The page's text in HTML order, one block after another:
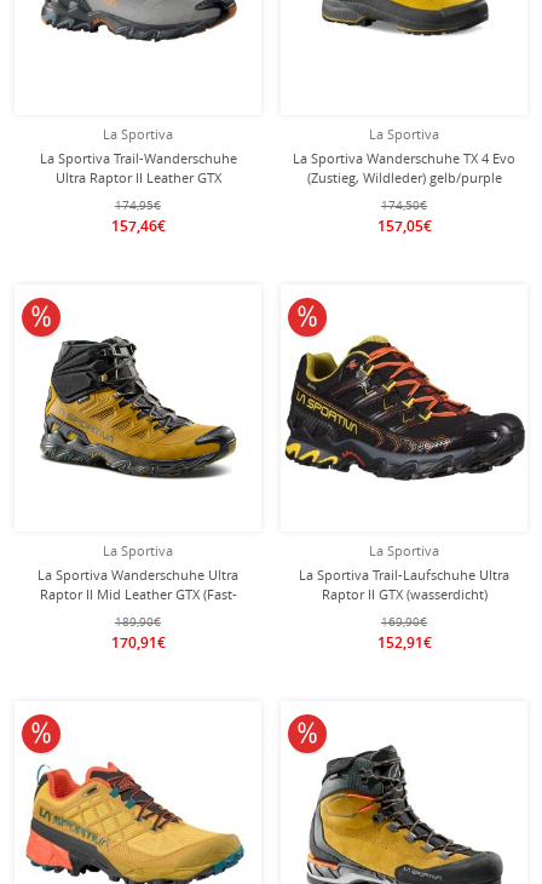
La Sportiva
La Sportiva Trail-Wanderschuhe
Ultra Raptor II Leather GTX
(Nubukleder, wasserdicht) grau
Herren
174,95€
157,46€
La Sportiva
La Sportiva Wanderschuhe TX 4 Evo
(Zustieg, Wildleder) gelb/purple
Herren
174,50€
157,05€
La Sportiva
La Sportiva Wanderschuhe Ultra
Raptor II Mid Leather GTX (Fast-
Hiking, Nubukleder, wasserdicht)
savannengelb Herren
189,90€
170,91€
10% reduziert
La Sportiva
La Sportiva Trail-Laufschuhe Ultra
Raptor II GTX (wasserdicht)
schwarz/gelb Herren
169,90€
152,91€
10% reduziert
10% reduziert 10% reduziert